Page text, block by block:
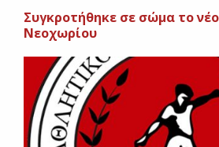
Συγκροτήθηκε σε σώμα το
Νεοχωρίου